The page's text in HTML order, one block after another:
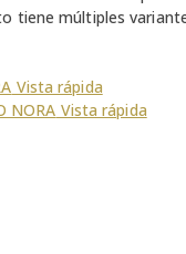
tiene múltiples
Vista rápida
Vista rápida